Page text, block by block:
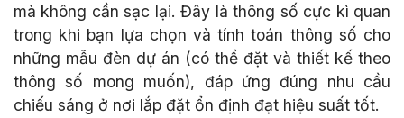
mà không cần sạc lại. Đây là thông số cực kì quan
trong khi bạn lựa chọn và tính toán thông số cho
những mẫu đèn dự án (có thể đặt và thiết kế theo
thông số mong muốn), đáp ứng đúng nhu cầu
chiếu sáng ở nơi lắp đặt ổn định đạt hiệu suất tốt.